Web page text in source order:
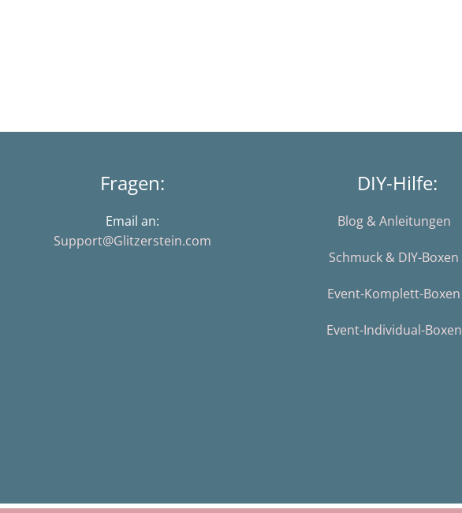
Fragen:
Email an:
Support@Glitzerstein.com
DIY-Hilfe:
Blog & Anleitungen
Schmuck & DIY-Boxen
Event-Komplett-Boxen
Event-Individual-Boxen